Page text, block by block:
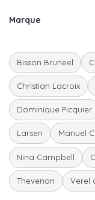
Marque
Bisson Bruneel
Christian Lacroix
Dominique Picquier
Larsen Manuel
Nina Campbell
Thevenon Verel